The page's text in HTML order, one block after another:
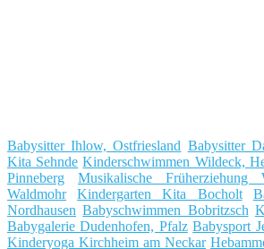
Babysitter Ihlow, Ostfriesland Babysitter
Kita Sehnde Kinderschwimmen Wildeck,
Pinneberg
Musikalische Früherziehung
Waldmohr
Kindergarten Kita Bocholt
Nordhausen Babyschwimmen Bobritzsch
Babygalerie Dudenhofen, Pfalz Babysport
Kinderyoga Kirchheim am Neckar